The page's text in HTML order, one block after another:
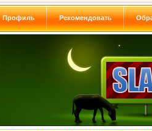
Профиль Рекомендовать